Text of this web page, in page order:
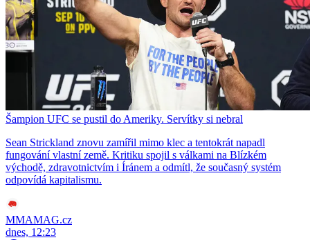
Šampion UFC se pustil do Ameriky. Servítky si nebral
Sean Strickland znovu zamířil mimo klec a tentokrát napadl
fungování vlastní země. Kritiku spojil s válkami na Blízkém
východě, zdravotnictvím i Íránem a odmítl, že současný systém
odpovídá kapitalismu.
MMAMAG.cz
dnes, 12:23